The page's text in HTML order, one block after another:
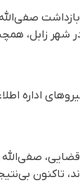
شهر زابل،
۱۴۰۳ (۳۱ اکتبر ۲۰۲۴) در
صفی‌الله
تاکنون